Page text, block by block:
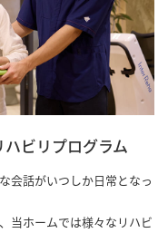
ビリプログラム
会話がいつしか日常となっ
当ホームでは様々なリハビ